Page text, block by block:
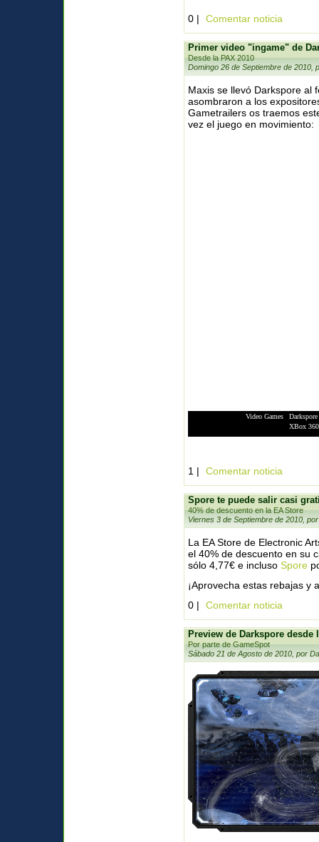
0 | Comentar noticia
Primer video "ingame" de
Desde la PAX 2010
Domingo 26 de Septiembre de 2010,
Maxis se llevó Darkspore al
asombraron a los
Gametrailers os traemos
vez el juego en movimiento:
Video Games| Darkspore
XBox 360
1 | Comentar noticia
Spore te puede salir casi
40% de descuento en la EA Store
Viernes 3 de Septiembre de 2010,
La EA Store de Electronic
el 40% de descuento en su
sólo 4,77€ e incluso Spore
¡Aprovecha estas rebajas y
0 |
Comentar noticia
Preview de Darkspore desde
Por parte de GameSpot
Sábado 21 de Agosto de 2010, por